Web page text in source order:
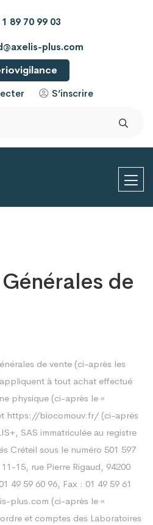
1 89 70 99 03
plus.com
S’inscrire
de
de vente (ci-après les
à tout achat effectué
physique (ci-après le «
https://biocomouv.fr/ (ci-après
SAS immatriculée au registre
Créteil sous le numéro 501 597
15, rue Pierre Rigaud, 94200
49 59 60 96, Fax : 01 49 59 61
plus.com (ci-après le «
et comptes des Laboratoires